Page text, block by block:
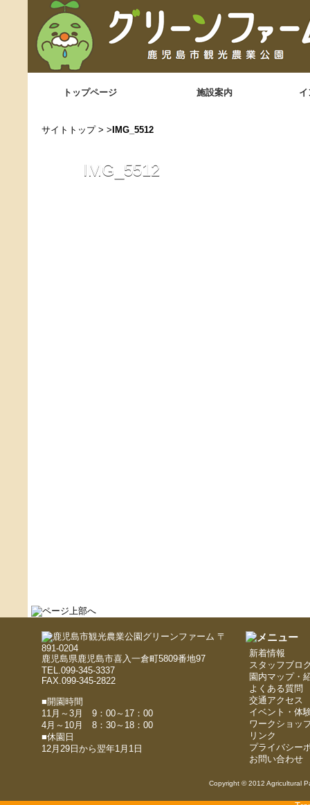
トップページ 施設案内
サイトトップ> > IMG_5512
IMG_5512
〒
891-0204
鹿児島県鹿児島市喜入一倉町5809番地97
TEL.099-345-3337
FAX.099-345-2822
■開園時間
11月～3月 9：00～17：00
4月～10月 8：30～18：00
■休園日
12月29日から翌年1月1日
新着情報
スタッフブロ
園内マップ・
よくある質問
交通アクセス
イベント・体
ワークショッ
リンク
プライバシー
お問い合わせ
Copyright © 2012 Agricultural